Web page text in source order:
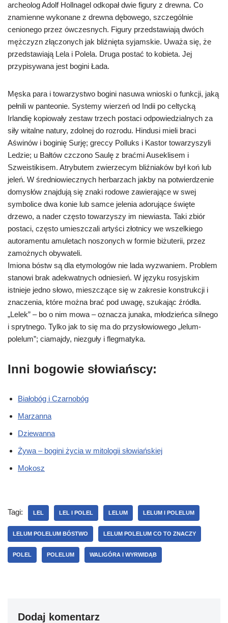
archeolog Adolf Hollnagel odkopał dwie figury z drewna. Co
znamienne wykonane z drewna dębowego, szczególnie
cenionego przez ówczesnych. Figury przedstawiają dwóch
mężczyzn złączonych jak bliźnięta syjamskie. Uważa się, że
przedstawiają Lela i Polela. Druga postać to kobieta. Jej
przypisywana jest bogini Łada.
Męska para i towarzystwo bogini nasuwa wnioski o funkcji, jaką
pełnili w panteonie. Systemy wierzeń od Indii po celtycką
Irlandię kopiowały zestaw trzech postaci odpowiedzialnych za
siły witalne natury, zdolnej do rozrodu. Hindusi mieli braci
Aświnów i boginię Surję; greccy Polluks i Kastor towarzyszyli
Ledzie; u Bałtów czczono Saulę z braćmiAuseklisem i
Szweistikisem. Atrybutem zwierzecym bliźniaków był koń lub
jeleń. W średniowiecznych herbarzach jakby na potwierdzenie
domysłów znajdują się znaki rodowe zawierające w swej
symbolice dwa konie lub samce jelenia adorujące święte
drzewo, a nader często towarzyszy im niewiasta. Taki zbiór
postaci, często umieszczali artyści złotnicy we wszelkiego
autoramentu amuletach noszonych w formie biżuterii, przez
zamożnych obywateli.
Imiona bóstw są dla etymologów nie lada wyzwaniem. Problem
stanowi brak adekwatnych odniesień. W języku rosyjskim
istnieje jedno słowo, mieszczące się w zakresie konstrukcji i
znaczenia, które można brać pod uwagę, szukając źródła.
„Lelek” – bo o nim mowa – oznacza junaka, młodzieńca silnego
i sprytnego. Tylko jak to się ma do przysłowiowego „lelum-
polelum”; ciamajdy, niezguły i flegmatyka.
Inni bogowie słowiańscy:
Białobóg i Czarnobóg
Marzanna
Dziewanna
Żywa – bogini życia w mitologii słowiańskiej
Mokosz
Tagi: LEL LEL I POLEL LELUM LELUM I POLELUM
LELUM POLELUM BÓSTWO LELUM POLELUM CO TO ZNACZY
POLEL POLELUM WALIGÓRA I WYRWIDĄB
Dodaj komentarz